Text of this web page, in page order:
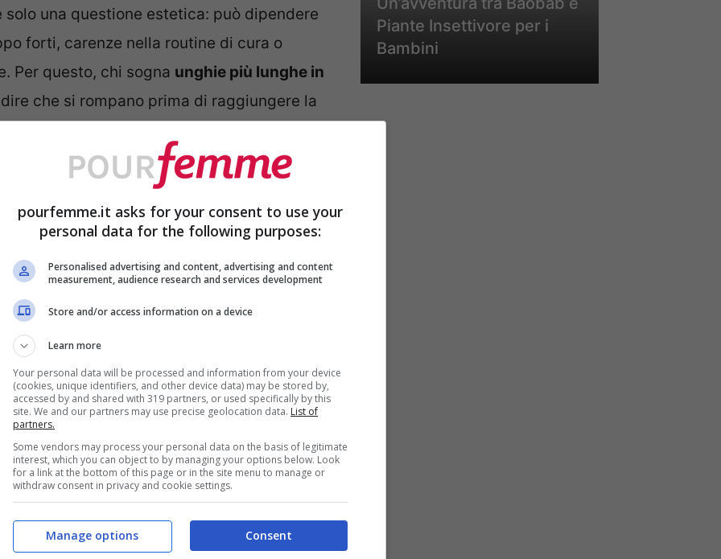
una questione estetica: può dipendere
forti, carenze nella routine di cura o
Per questo, chi sogna unghie più lunghe in
che si rompano prima di raggiungere la
da un giorno all’altro, perché segue
delle mani crescono di circa pochi
possono aiutare a renderle più forti e
è la matrice, cioè la zona da cui nasce
ungueale
e dall’esterno. Da una parte
e proteine; dall’altra servono
e pause dai trattamenti troppo invasivi.
una volta ogni tanto:la vera differenza
le unghie tendono a sfaldarsi o a
Piante Insettivore per i
Bambini
pourfemme.it asks for your consent to use your
personal data for the following purposes:
Personalised advertising and content, advertising and content
measurement, audience research and services development
Store and/or access information on a device
Learn more
Your personal data will be processed and information from your device
(cookies, unique identifiers, and other device data) may be stored by,
accessed by and shared with 319 partners, or used specifically by this
site. We and our partners may use precise geolocation data. List of
partners.
Some vendors may process your personal data on the basis of legitimate
interest, which you can object to by managing your options below. Look
for a link at the bottom of this page or in the site menu to manage or
withdraw consent in privacy and cookie settings.
Consent
Manage options